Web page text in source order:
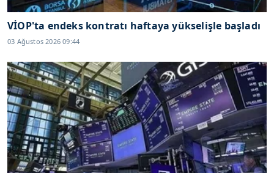
VİOP'ta endeks kontratı haftaya yükselişle başladı
03 Ağustos 2026 09:44